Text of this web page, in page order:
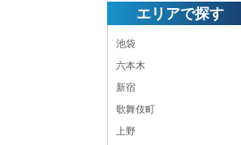
エリアで探す
池袋
六本木
新宿
歌舞伎町
上野
ホールスタッフ,店長・幹部候補,キッチン,送りドライ
港区新橋3-6-4 スカイワールドビル4F
各線「新橋駅」烏森口より徒歩3分